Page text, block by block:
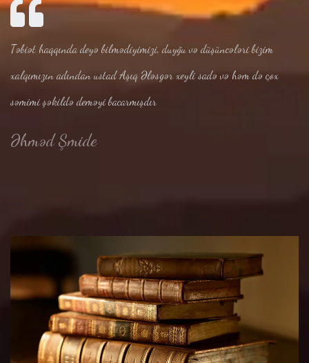
Təbiət haqqında deyə bilmədiyimizi, duyğu və düşüncələri bizim
xalqımızın adından ustad Aşıq Ələsgər xeyli sadə və həm də çox
səmimi şəkildə deməyi bacarmışdır
Əhməd Şmide